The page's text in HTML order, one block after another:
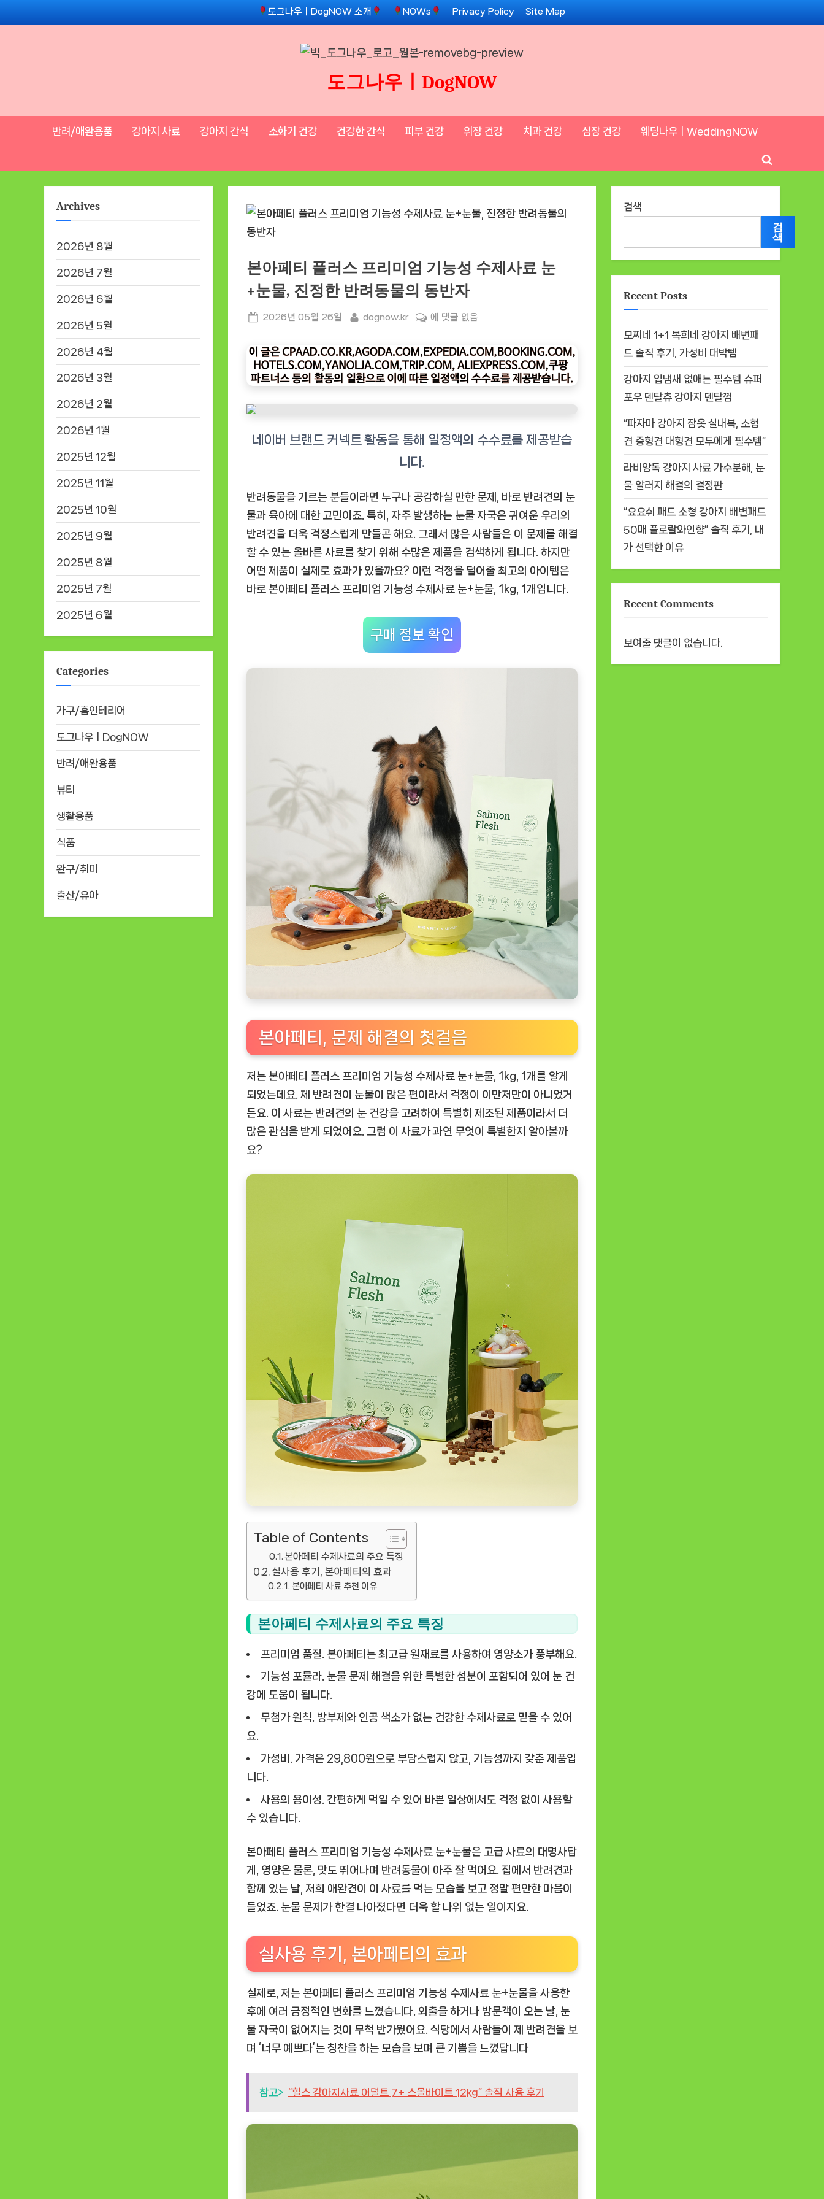
to
도그나우ㅣDogNOW 소개 NOWs Privacy Policy Site Map
도그나우ㅣDogNOW
반려/애완용품 강아지 사료 강아지 간식 소화기 건강 건강한 간식 피부 건강 위장 건강 치과 건강 심장 건강 웨딩나우ㅣWeddingNOW
Toggle
search
본아페티 플러스 프리미엄 기능성 수제사료 눈
+눈물, 진정한 반려동물의 동반자
Posted
2026년 05월 26일 By
dognow.kr
본
페
티
플
리
기
능
수
제
사
료
+눈
물,
진
정
동
물
의
동
반
자
에 댓글 없음
반려동물을 기르는 분들이라면 누구나 공감하실 만한 문제, 바로 반려견의 눈
물과 육아에 대한 고민이죠. 특히, 자주 발생하는 눈물 자국은 귀여운 우리의
반려견을 더욱 걱정스럽게 만들곤 해요. 그래서 많은 사람들은 이 문제를 해결
할 수 있는 올바른 사료를 찾기 위해 수많은 제품을 검색하게 됩니다. 하지만
어떤 제품이 실제로 효과가 있을까요? 이런 걱정을 덜어줄 최고의 아이템은
바로 본아페티 플러스 프리미엄 기능성 수제사료 눈+눈물, 1kg, 1개 입니다.
구매 정보 확인
본아페티, 문제 해결의 첫걸음
저는 본아페티 플러스 프리미엄 기능성 수제사료 눈+눈물 , 1kg, 1개를 알게
되었는데요. 제 반려견이 눈물이 많은 편이라서 걱정이 이만저만이 아니었거
든요. 이 사료는 반려견의 눈 건강을 고려하여 특별히 제조된 제품이라서 더
많은 관심을 받게 되었어요. 그럼 이 사료가 과연 무엇이 특별한지 알아볼까
요?
Table of Contents
본아페티 수제사료의 주요 특징
실사용 후기, 본아페티의 효과
본아페티 사료 추천 이유
본아페티 수제사료의 주요 특징
프리미엄 품질. 본아페티는 최고급 원재료를 사용하여 영양소가 풍부해요.
기능성 포뮬라. 눈물 문제 해결을 위한 특별한 성분이 포함되어 있어 눈 건
강에 도움이 됩니다.
무첨가 원칙.
방부제와 인공 색소가 없는 건강한 수제사료로 믿을 수 있어
요.
가성비.
가격은 29,800원으로 부담스럽지 않고, 기능성까지 갖춘 제품입
니다.
사용의 용이성. 간편하게 먹일 수 있어 바쁜 일상에서도 걱정 없이 사용할
수 있습니다.
본아페티 플러스 프리미엄 기능성 수제사료 눈+눈물은 고급 사료의 대명사답
게, 영양은 물론, 맛도 뛰어나며 반려동물이 아주 잘 먹어요. 집에서 반려견과
함께 있는 날, 저희 애완견이 이 사료를 먹는 모습을 보고 정말 편안한 마음이
들었죠. 눈물 문제가 한결 나아졌다면 더욱 할 나위 없는 일이지요.
실사용 후기, 본아페티의 효과
실제로, 저는 본아페티 플러스 프리미엄 기능성 수제사료 눈+눈물을 사용한
후에 여러 긍정적인 변화를 느꼈습니다. 외출을 하거나 방문객이 오는 날, 눈
물 자국이 없어지는 것이 무척 반가웠어요. 식당에서 사람들이 제 반려견을 보
며 ‘너무 예쁘다’는 칭찬을 하는 모습을 보며 큰 기쁨을 느꼈답니다
참고> “힐스 강아지사료 어덜트 7+ 스몰바이트 12kg” 솔직 사용 후기
Archives
2026년 8월
2026년 7월
2026년 6월
2026년 5월
2026년 4월
2026년 3월
2026년 2월
2026년 1월
2025년 12월
2025년 11월
2025년 10월
2025년 9월
2025년 8월
2025년 7월
2025년 6월
Categories
가구/홈인테리어
도그나우ㅣDogNOW
반려/애완용품
뷰티
생활용품
식품
완구/취미
출산/유아
검색
검
색
Recent Posts
모찌네 1+1 복희네 강아지 배변패
드 솔직 후기, 가성비 대박템
강아지 입냄새 없애는 필수템 슈퍼
포우 덴탈츄 강아지 덴탈껌
“파자마 강아지 잠옷 실내복, 소형
견 중형견 대형견 모두에게 필수템”
라비앙독 강아지 사료 가수분해, 눈
물 알러지 해결의 결정판
“요요쉬 패드 소형 강아지 배변패드
50매 플로랄와인향” 솔직 후기, 내
가 선택한 이유
Recent Comments
보여줄 댓글이 없습니다.